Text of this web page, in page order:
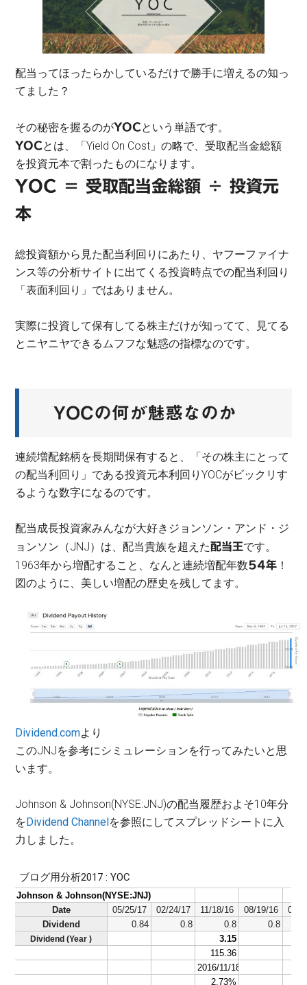
配当ってほったらかしているだけで勝手に増えるの知っ
てました？
その秘密を握るのがYOCという単語です。
YOCとは、「Yield On Cost」の略で、受取配当金総額
を投資元本で割ったものになります。
YOC ＝ 受取配当金総額 ÷ 投資元
本
総投資額から見た配当利回りにあたり、ヤフーファイナ
ンス等の分析サイトに出てくる投資時点での配当利回り
「表面利回り」ではありません。
実際に投資して保有してる株主だけが知ってて、見てる
とニヤニヤできるムフフな魅惑の指標なのです。
YOCの何が魅惑なのか
連続増配銘柄を長期間保有すると、「その株主にとって
の配当利回り」である投資元本利回りYOCがビックリす
るような数字になるのです。
配当成長投資家みんなが大好きジョンソン・アンド・ジ
ョンソン（JNJ）は、配当貴族を超えた配当王です。
1963年から増配すること、なんと連続増配年数54年 ！
図のように、美しい増配の歴史を残してます。
Dividend.comより
このJNJを参考にシミュレーションを行ってみたいと思
います。
Johnson & Johnson(NYSE:JNJ)の配当履歴およそ10年分
をDividend Channelを参照にしてスプレッドシートに入
力しました。